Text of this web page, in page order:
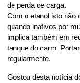
de perda de carga.
Com o etanol isto não
quando inativos por
implica também em
tanque do carro.
regularmente.
Gostou desta notícia